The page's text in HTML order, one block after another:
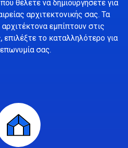
θέλετε να δημιουργήσετε για
αρχιτεκτονικής σας. Τα
εμπίπτουν στις
επιλέξτε το καταλληλότερο για
σας.